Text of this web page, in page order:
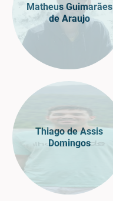
Matheus Guimarães
de Araujo
Thiago de Assis
Domingos